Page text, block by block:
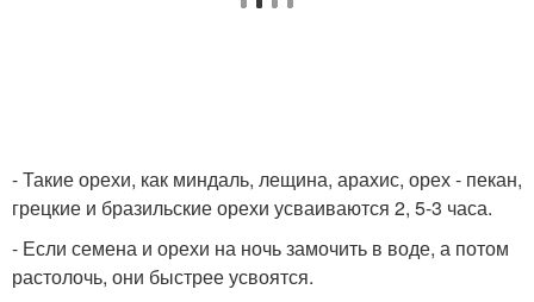
- Такие орехи, как миндаль, лещина, арахис, орех - пекан,
грецкие и бразильские орехи усваиваются 2, 5-3 часа.
- Если семена и орехи на ночь замочить в воде, а потом
растолочь, они быстрее усвоятся.